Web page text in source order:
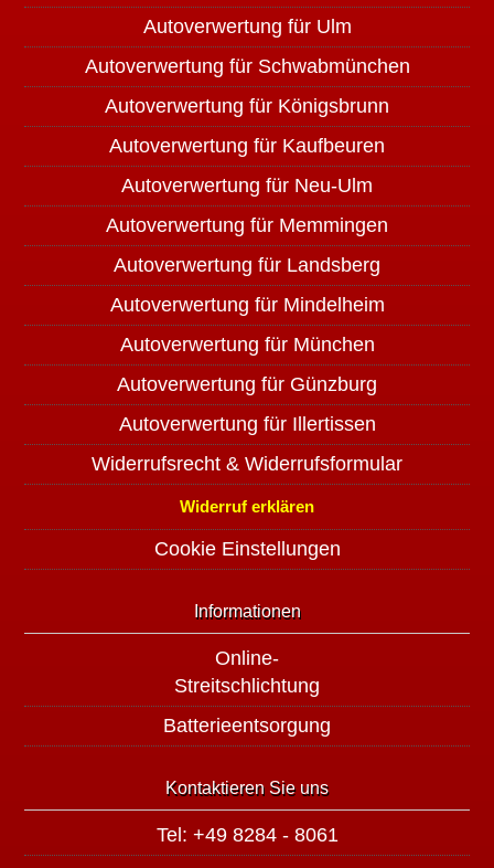
Autoverwertung für Ulm
Autoverwertung für Schwabmünchen
Autoverwertung für Königsbrunn
Autoverwertung für Kaufbeuren
Autoverwertung für Neu-Ulm
Autoverwertung für Memmingen
Autoverwertung für Landsberg
Autoverwertung für Mindelheim
Autoverwertung für München
Autoverwertung für Günzburg
Autoverwertung für Illertissen
Widerrufsrecht & Widerrufsformular
Widerruf erklären
Cookie Einstellungen
Informationen
Online-
Streitschlichtung
Batterieentsorgung
Kontaktieren Sie uns
Tel: +49 8284 - 8061